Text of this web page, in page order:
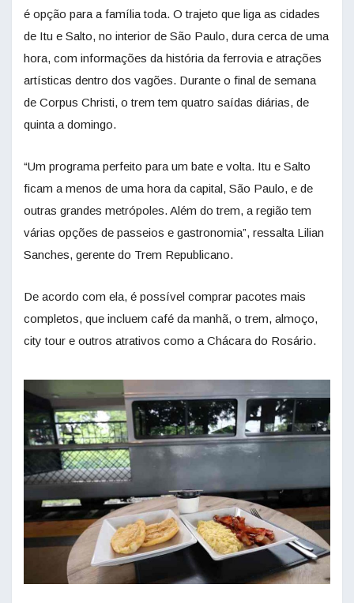
é opção para a família toda. O trajeto que liga as cidades
de Itu e Salto, no interior de São Paulo, dura cerca de uma
hora, com informações da história da ferrovia e atrações
artísticas dentro dos vagões. Durante o final de semana
de Corpus Christi, o trem tem quatro saídas diárias, de
quinta a domingo.
“Um programa perfeito para um bate e volta. Itu e Salto
ficam a menos de uma hora da capital, São Paulo, e de
outras grandes metrópoles. Além do trem, a região tem
várias opções de passeios e gastronomia”, ressalta Lilian
Sanches, gerente do Trem Republicano.
De acordo com ela, é possível comprar pacotes mais
completos, que incluem café da manhã, o trem, almoço,
city tour e outros atrativos como a Chácara do Rosário.